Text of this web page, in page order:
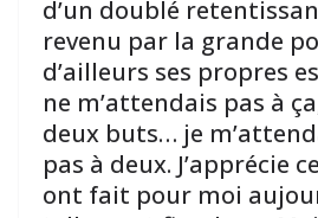
d’un doublé
revenu par la grande
d’ailleurs ses propres
ne m’attendais pas à
deux buts… je
pas à deux. J’apprécie
ont fait pour moi